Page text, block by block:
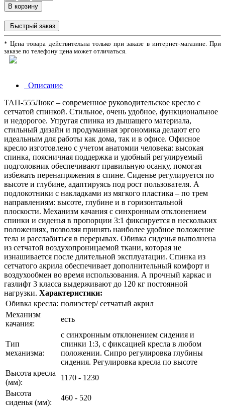
В корзину
Быстрый заказ
* Цена товара действительна только при заказе в интернет-магазине. При
заказе по телефону цена может отличаться.
Описание
ТАП-555Люкс – современное руководительское кресло с
сетчатой спинкой. Стильное, очень удобное, функциональное
и недорогое. Упругая спинка из дышащего материала,
стильный дизайн и продуманная эргономика делают его
идеальным для работы как дома, так и в офисе. Офисное
кресло изготовлено с учетом анатомии человека: высокая
спинка, поясничная поддержка и удобный регулируемый
подголовник обеспечивают правильную осанку, помогая
избежать перенапряжения в спине. Сиденье регулируется по
высоте и глубине, адаптируясь под рост пользователя. А
подлокотники с накладками из мягкого пластика – по трем
направлениям: высоте, глубине и в горизонтальной
плоскости. Механизм качания с синхронным отклонением
спинки и сиденья в пропорции 3:1 фиксируется в нескольких
положениях, позволяя принять наиболее удобное положение
тела и расслабиться в перерывах. Обивка сиденья выполнена
из сетчатой воздухопроницаемой ткани, которая не
изнашивается после длительной эксплуатации. Спинка из
сетчатого акрила обеспечивает дополнительный комфорт и
воздухообмен во время использования. А прочный каркас и
газлифт 3 класса выдерживают до 120 кг постоянной
нагрузки. Характеристики:
Обивка кресла: полиэстер/ сетчатый акрил
Механизм
качания:
есть
Тип
механизма:
с синхронным отклонением сидения и
спинки 1:3, с фиксацией кресла в любом
положении. Сипро регулировка глубины
сидения. Регулировка кресла по высоте
Высота кресла
(мм):
1170 - 1230
Высота
сиденья (мм):
460 - 520